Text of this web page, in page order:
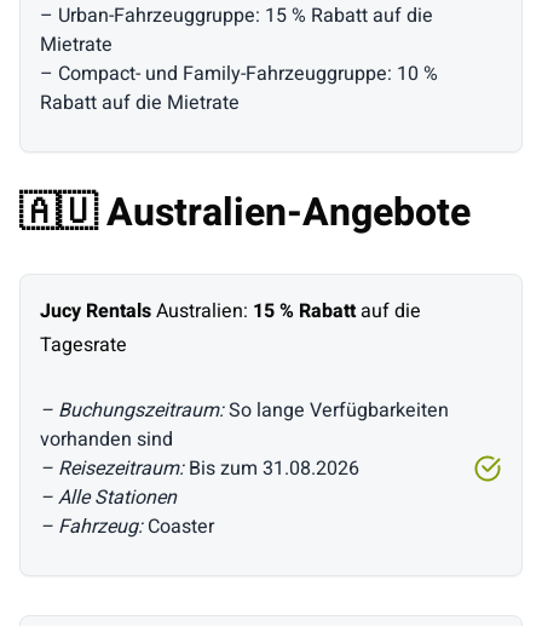
– Urban-Fahrzeuggruppe: 15 % Rabatt auf die
Mietrate
– Compact- und Family-Fahrzeuggruppe: 10 %
Rabatt auf die Mietrate
🇦🇺 Australien-Angebote
Jucy RentalsAustralien: 15 % Rabattauf die
Tagesrate
– Buchungszeitraum:So lange Verfügbarkeiten
vorhanden sind
– Reisezeitraum:Bis zum 31.08.2026
– Alle Stationen
– Fahrzeug:Coaster